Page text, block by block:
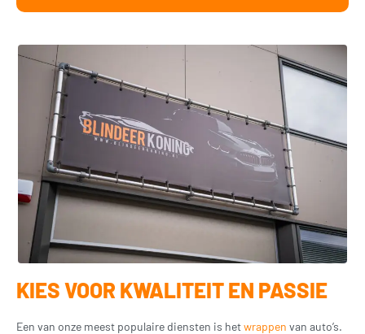
KIES VOOR KWALITEIT EN PASSIE
Een van onze meest populaire diensten is hetwrappen van auto’s.